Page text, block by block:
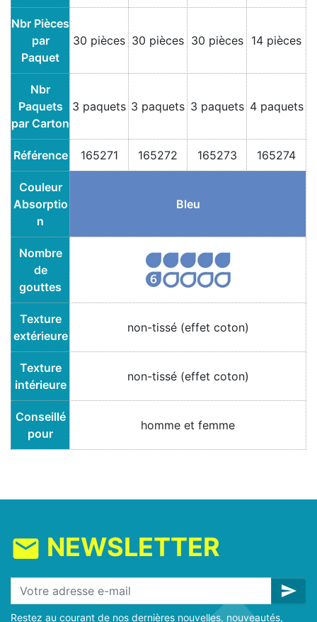
Nbr Pièces
par
Paquet
30 pièces 30 pièces 30 pièces 14 pièces
Nbr
Paquets
par Carton
3 paquets 3 paquets 3 paquets 4 paquets
Référence 165271 165272 165273 165274
Couleur
Absorptio
n
Bleu
Nombre
de
gouttes
Texture
extérieure
non-tissé (effet coton)
Texture
intérieure
non-tissé (effet coton)
Conseillé
pour
homme et femme
mail NEWSLETTER
send
Restez au courant de nos dernières nouvelles, nouveautés,